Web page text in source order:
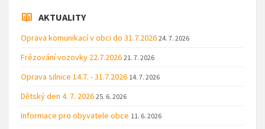
AKTUALITY
Oprava komunikací v obci do 31.7.2026 24. 7. 2026
Frézování vozovky 22.7.2026 21. 7. 2026
Oprava silnice 14.7. - 31.7.2026 14. 7. 2026
Dětský den 4. 7. 2026 25. 6. 2026
Informace pro obyvatele obce 11. 6. 2026